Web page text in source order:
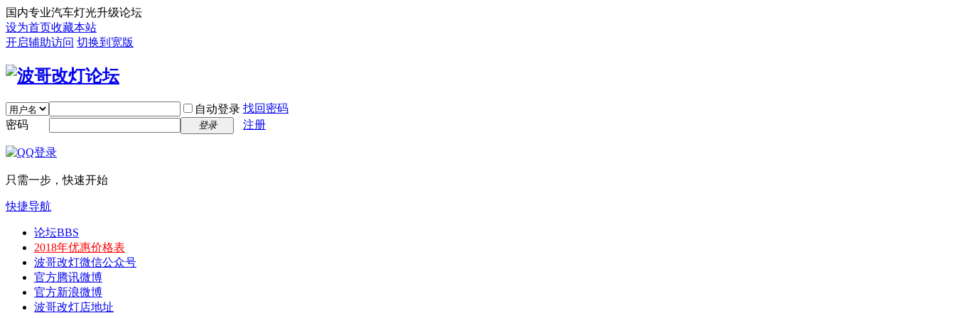
国内专业汽车灯光升级论坛
设为首页收藏本站
开启辅助访问 切换到宽版
自动登录 找回密码
密码
登录 注册
只需一步，快速开始
快捷导航
论坛BBS
2018年优惠价格表
波哥改灯微信公众号
官方腾讯微博
官方新浪微博
波哥改灯店地址